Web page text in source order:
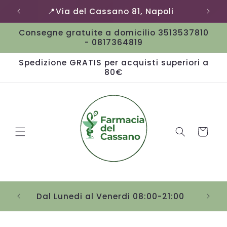
direttamente📍Via del Cassano 81, Napoli
Consegne gratuite a domicilio 3513537810
- 0817364819
Spedizione GRATIS per acquisti superiori a
80€
Carrello
Dal Lunedi al Venerdi 08:00-21:00